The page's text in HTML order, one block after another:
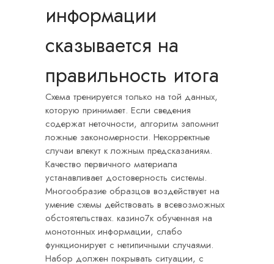
информации
сказывается на
правильность итога
Схема тренируется только на той данных,
которую принимает. Если сведения
содержат неточности, алгоритм запомнит
ложные закономерности. Некорректные
случаи влекут к ложным предсказаниям.
Качество первичного материала
устанавливает достоверность системы.
Многообразие образцов воздействует на
умение схемы действовать в всевозможных
обстоятельствах. казино7к обученная на
монотонных информации, слабо
функционирует с нетипичными случаями.
Набор должен покрывать ситуации, с